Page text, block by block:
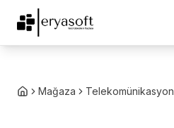
Mağaza Telekomünikasyon